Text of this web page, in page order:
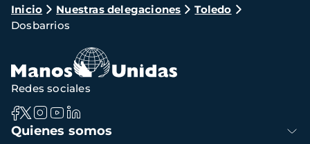
Ruta
de
navegación
Inicio Nuestras delegaciones
Toledo
Dosbarrios
Navegación
principal
Quienes somos
Redes sociales